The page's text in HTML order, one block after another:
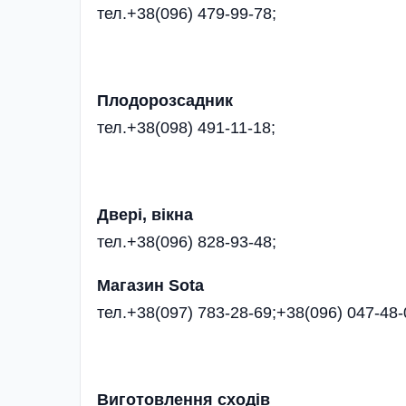
тел.+38(096) 479-99-78;
Плодорозсадник
тел.+38(098) 491-11-18;
Двері, вікна
тел.+38(096) 828-93-48;
Магазин Sota
тел.+38(097) 783-28-69;+38(096) 047-
Виготовлення сходів